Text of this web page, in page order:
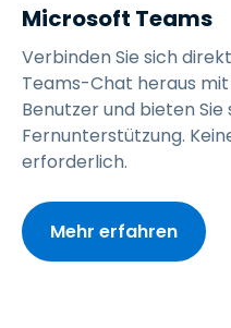
Microsoft Teams
Verbinden Sie sich
Teams-Chat heraus
Benutzer und bieten
Fernunterstützung.
erforderlich.
Mehr erfahren